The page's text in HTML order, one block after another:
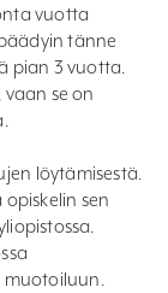
vuotta
tänne
pian 3 vuotta.
se on
löytämisestä.
sen